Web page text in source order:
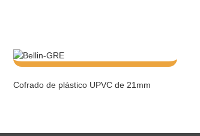
Cofrado de plástico UPVC de 21mm